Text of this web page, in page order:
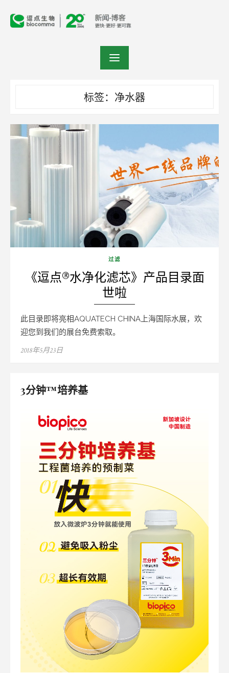
标签：净水器
过滤
《逗点®水净化滤芯》产品目录面
世啦
此目录即将亮相AQUATECH CHINA上海国际水展，欢
迎您到我们的展台免费索取。
Posted
2018年5月23日
3分钟™培养基